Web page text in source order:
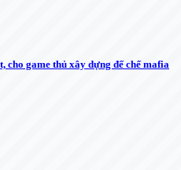
game thủ xây dựng đế chế mafia